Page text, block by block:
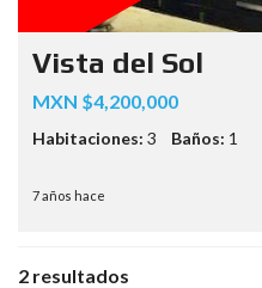
Vista del Sol
MXN $4,200,000
Habitaciones: 3 Baños: 1
7 años hace
2 resultados